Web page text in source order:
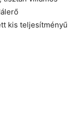
kis teljesítményű